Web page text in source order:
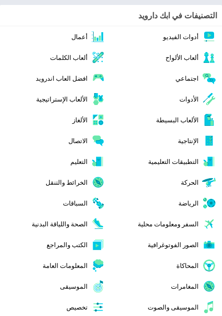
التصنيفات في ابك دارويد
أدوات الفيديو أعمال
ألعاب الألواح ألعاب الكلمات
اجتماعي افضل العاب اندرويد
الأدوات الألعاب الإستراتيجية
الألعاب البسيطة الألغاز
الإنتاجية الاتصال
التطبيقات التعليمية التعليم
الحركة الخرائط والتنقل
الرياضة السباقات
السفر ومعلومات محلية الصحة واللياقة البدنية
الصور الفوتوغرافية الكتب والمراجع
المحاكاة المعلومات العامة
المغامرات الموسيقى
الموسيقى والصوت تخصيص